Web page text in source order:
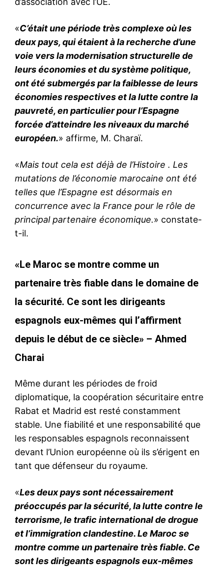
Mon compte
Related
Ahmed Charaï : Le Premier
ministre espagnol Pedro
Sánchez «a échoué sur tous
les plans»
Rien ne va plus au sommet
de l’Etat espagnol, au point
de menacer le fragile
équilibre politique et social,
difficilement trouvé après les
Catalogne qui ont plongé le
pays durant plusieurs mois
politique depuis son retour…
Ahmed Charaï dans La Razón
: la position claire de
Sanchez sur le Sahara rend
justice à l’histoire
Le jour suivant l’audience
accordée par le Roi
Mohammed VI à Pedro
Sánchez, Ahmed Charaï,
président de Global Holding,
sous l’intitulé «Maroc-
Espagne : une relation
article, il explore cinq
aspects clés : la coopération
Ahmed Charaï : L’Espagne
devrait s’impliquer
davantage dans le
Maroc et l’Algérie
La position constante du Roi
Mohammed VI quant à de
relations fraternelles avec le
régime militaire sur place et à
les attaques ignobles
la personne du Roi, le
4 August 2022
«C’était une période très complexe où les
deux pays, qui étaient à la recherche d’une
voie vers la modernisation structurelle de
leurs économies et du système politique,
ont été submergés par la faiblesse de leurs
économies respectives et la lutte contre la
pauvreté, en particulier pour l’Espagne
forcée d’atteindre les niveaux du marché
européen.» affirme, M. Charaï.
«Mais tout cela est déjà de l’Histoire . Les
mutations de l’économie marocaine ont été
telles que l’Espagne est désormais en
concurrence avec la France pour le rôle de
principal partenaire économique.» constate-
t-il.
«Le Maroc se montre comme un
partenaire très fiable dans le domaine de
la sécurité. Ce sont les dirigeants
espagnols eux-mêmes qui l’affirment
depuis le début de ce siècle» – Ahmed
Charai
Même durant les périodes de froid
diplomatique, la coopération sécuritaire entre
Rabat et Madrid est resté constamment
stable. Une fiabilité et une responsabilité que
les responsables espagnols reconnaissent
devant l’Union européenne où ils s’érigent en
tant que défenseur du royaume.
«Les deux pays sont nécessairement
préoccupés par la sécurité, la lutte contre le
terrorisme, le trafic international de drogue
et l’immigration clandestine. Le Maroc se
montre comme un partenaire très fiable. Ce
sont les dirigeants espagnols eux-mêmes